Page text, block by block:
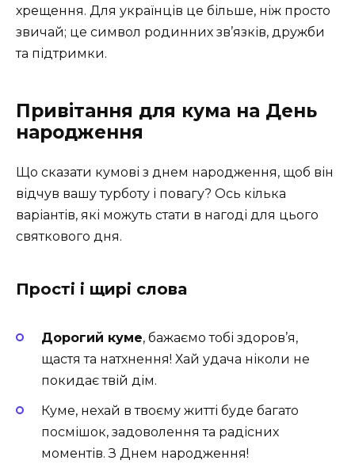
хрещення. Для українців це більше, ніж просто
звичай; це символ родинних зв’язків, дружби
та підтримки.
Привітання для кума на День
народження
Що сказати кумові з днем народження, щоб він
відчув вашу турботу і повагу? Ось кілька
варіантів, які можуть стати в нагоді для цього
святкового дня.
Прості і щирі слова
Дорогий куме, бажаємо тобі здоров’я,
щастя та натхнення! Хай удача ніколи не
покидає твій дім.
Куме, нехай в твоєму житті буде багато
посмішок, задоволення та радісних
моментів. З Днем народження!